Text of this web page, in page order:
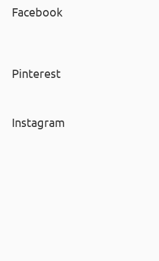
Facebook
Pinterest
Instagram